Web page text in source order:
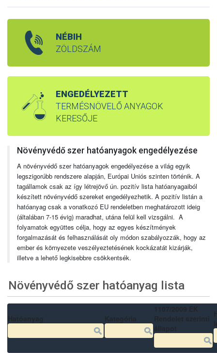
NÉBIH
ZÖLDSZÁM
ENGEDÉLYEZETT
TERMÉSNÖVELŐ ANYAGOK
KERESŐJE
Növényvédő szer hatóanyagok engedélyezése
A növényvédő szer hatóanyagok engedélyezése a világ egyik
legszigorúbb rendszere alapján, Európai Uniós szinten történik. A
tagállamok csak az így létrejövő ún. pozitív lista hatóanyagaiból
készített növényvédő szereket engedélyezhetik. A pozitív listán a
hatóanyag csak a vonatkozó EU rendeletben meghatározott ideig
(általában 7-15 évig) maradhat, utána felül kell vizsgálni. A
folyamatok együttes célja, hogy az egyes készítmények
forgalmazását és felhasználását oly módon szabályozzák, hogy az
ember és környezete veszélyeztetésének kockázatát kizárják,
illetve a lehető legkisebbre csökkentsék.
Növényvédő szer hatóanyag lista